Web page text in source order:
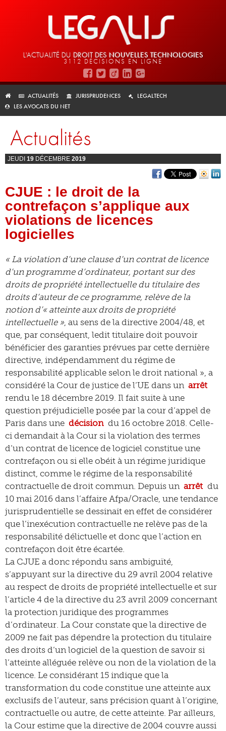
L'ACTUALITÉ DU DROIT DES NOUVELLES TECHNOLOGIES
3112 DÉCISIONS EN LIGNE
ACTUALITÉS JURISPRUDENCES
LEGALTECH
LES AVOCATS DU NET
Actualités
JEUDI 19 DÉCEMBRE 2019
CJUE : le droit de la
contrefaçon s’applique aux
violations de licences
logicielles
« La violation d’une clause d’un contrat de licence
d’un programme d’ordinateur, portant sur des
droits de propriété intellectuelle du titulaire des
droits d’auteur de ce programme, relève de la
notion d’« atteinte aux droits de propriété
intellectuelle », au sens de la directive 2004/48, et
que, par conséquent, ledit titulaire doit pouvoir
bénéficier des garanties prévues par cette dernière
directive, indépendamment du régime de
responsabilité applicable selon le droit national », a
considéré la Cour de justice de l’UE dans un arrêt
rendu le 18 décembre 2019. Il fait suite à une
question préjudicielle posée par la cour d’appel de
Paris dans une décision du 16 octobre 2018. Celle-
ci demandait à la Cour si la violation des termes
d’un contrat de licence de logiciel constitue une
contrefaçon ou si elle obéit à un régime juridique
distinct, comme le régime de la responsabilité
contractuelle de droit commun. Depuis un arrêt du
10 mai 2016 dans l’affaire Afpa/Oracle, une tendance
jurisprudentielle se dessinait en effet de considérer
que l’inexécution contractuelle ne relève pas de la
responsabilité délictuelle et donc que l’action en
contrefaçon doit être écartée.
La CJUE a donc répondu sans ambiguïté,
s’appuyant sur la directive du 29 avril 2004 relative
au respect de droits de propriété intellectuelle et sur
l’article 4 de la directive du 23 avril 2009 concernant
la protection juridique des programmes
d’ordinateur. La Cour constate que la directive de
2009 ne fait pas dépendre la protection du titulaire
des droits d’un logiciel de la question de savoir si
l’atteinte alléguée relève ou non de la violation de la
licence. Le considérant 15 indique que la
transformation du code constitue une atteinte aux
exclusifs de l’auteur, sans précision quant à l’origine,
contractuelle ou autre, de cette atteinte. Par ailleurs,
la Cour estime que la directive de 2004 couvre aussi